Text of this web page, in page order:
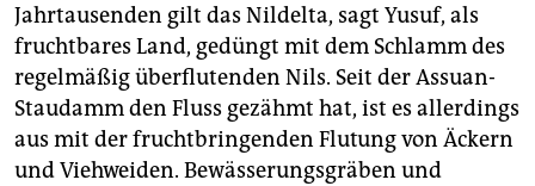
Jahrtausenden gilt das Nildelta, sagt Yusuf, als
fruchtbares Land, gedüngt mit dem Schlamm des
regelmäßig überflutenden Nils. Seit der Assuan-
Staudamm den Fluss gezähmt hat, ist es allerdings
aus mit der fruchtbringenden Flutung von Äckern
und Viehweiden. Bewässerungsgräben und